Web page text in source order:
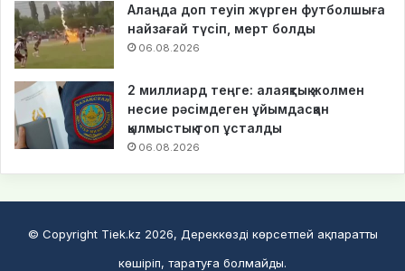
Алаңда доп теуіп жүрген футболшыға
найзағай түсіп, мерт болды
06.08.2026
2 миллиард теңге: алаяқтық жолмен
несие рәсімдеген ұйымдасқан
қылмыстық топ ұсталды
06.08.2026
© Copyright Tiek.kz 2026, Дереккөзді көрсетпей ақпаратты
көшіріп, таратуға болмайды.